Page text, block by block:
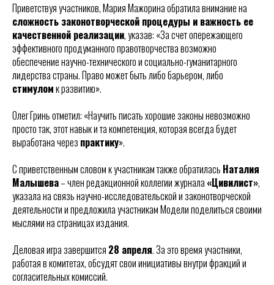
Приветствуя участников, Мария Мажорина обратила внимание на
сложность законотворческой процедуры и важность ее
качественной реализации, указав: «За счет опережающего
эффективного продуманного правотворчества возможно
обеспечение научно-технического и социально-гуманитарного
лидерства страны. Право может быть либо барьером, либо
стимуломк развитию».
Олег Гринь отметил: «Научить писать хорошие законы невозможно
просто так, этот навык и та компетенция, которая всегда будет
выработана через практику».
С приветственным словом к участникам также обратилась Наталия
Малышева– член редакционной коллегии журнала «Цивилист»,
указала на связь научно-исследовательской и законотворческой
деятельности и предложила участникам Модели поделиться своими
мыслями на страницах издания.
Деловая игра завершится 28 апреля. За это время участники,
работая в комитетах, обсудят свои инициативы внутри фракций и
согласительных комиссий.